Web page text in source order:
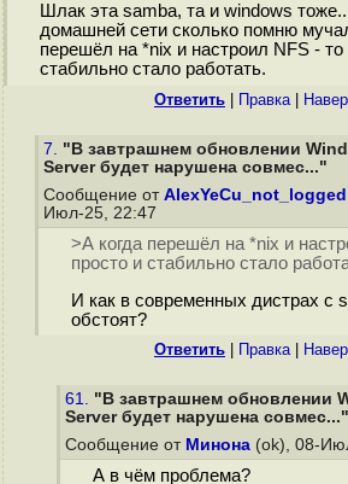
Шлак эта samba, та и windows
домашней сети сколько помню
перешёл на *nix и настроил NFS - то
стабильно стало работать.
Ответить Правка|
7. "В завтрашнем обновлении
Server будет нарушена совмес..."
Сообщение от AlexYeCu_not_logged
Июл-25, 22:47
>А когда перешёл на *nix и
просто и стабильно стало
И как в современных дистрах с
обстоят?
Ответить Правка|
61. "В завтрашнем обновлении
Server будет нарушена совмес..."
Сообщение от Минона (ok), 08-
А в чём проблема?